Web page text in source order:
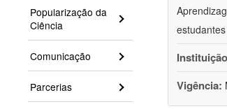
Popularização da
Ciência
Comunicação
Parcerias Vigência: